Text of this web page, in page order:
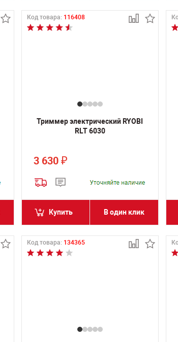
Код товара: 116408
Триммер электрический RYOBI
RLT 6030
3 630 ₽
Купить В один клик
Код товара: 134365